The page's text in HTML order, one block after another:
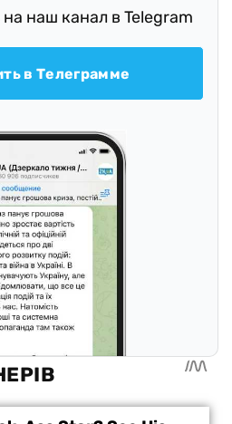
наш канал в Telegram
в Телеграмме